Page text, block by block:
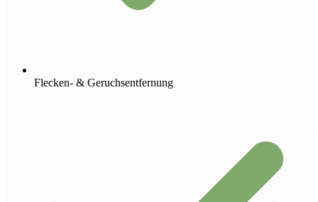
Flecken- & Geruchsentfernung